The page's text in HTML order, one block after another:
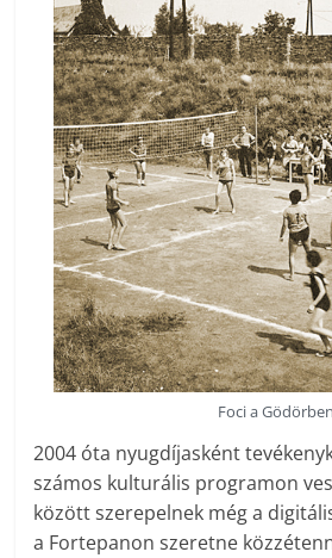
Foci a Gödörben
2004 óta nyugdíjasként
számos kulturális programon
között szerepelnek még a
a Fortepanon szeretne